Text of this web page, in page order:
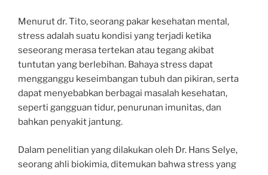
Menurut dr. Tito, seorang pakar kesehatan mental,
stress adalah suatu kondisi yang terjadi ketika
seseorang merasa tertekan atau tegang akibat
tuntutan yang berlebihan. Bahaya stress dapat
mengganggu keseimbangan tubuh dan pikiran, serta
dapat menyebabkan berbagai masalah kesehatan,
seperti gangguan tidur, penurunan imunitas, dan
bahkan penyakit jantung.
Dalam penelitian yang dilakukan oleh Dr. Hans Selye,
seorang ahli biokimia, ditemukan bahwa stress yang